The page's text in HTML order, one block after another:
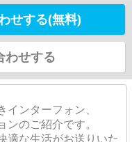
せする(無料)
わせする
インターフォン、
ンのご紹介です。
適な生活がお送りいた